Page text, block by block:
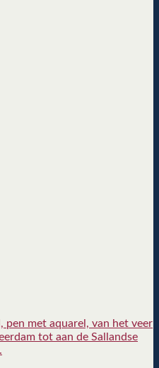
pen met aquarel, van het veer
tot aan de Sallandse